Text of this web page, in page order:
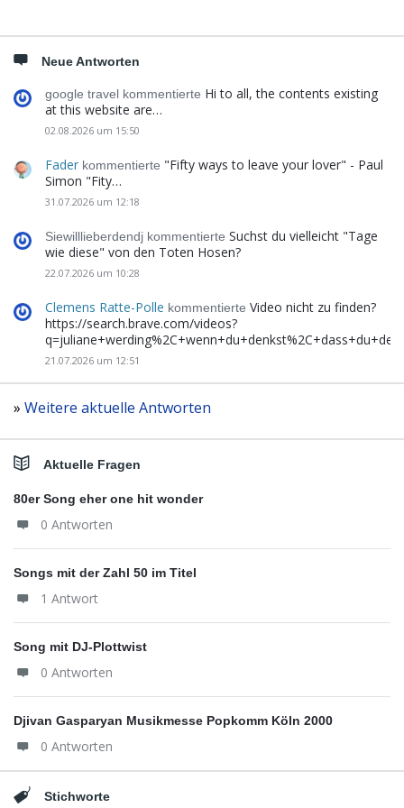
Neue Antworten
google travel kommentierte Hi to all, the contents existing
at this website are…
02.08.2026 um 15:50
Fader kommentierte "Fifty ways to leave your lover" - Paul
Simon "Fity…
31.07.2026 um 12:18
Siewilllieberdendj kommentierte Suchst du vielleicht "Tage
wie diese" von den Toten Hosen?
22.07.2026 um 10:28
Clemens Ratte-Polle kommentierte Video nicht zu finden?
https://search.brave.com/videos?
21.07.2026 um 12:51
» Weitere aktuelle Antworten
Aktuelle Fragen
80er Song eher one hit wonder
0 Antworten
Songs mit der Zahl 50 im Titel
1 Antwort
Song mit DJ-Plottwist
0 Antworten
Djivan Gasparyan Musikmesse Popkomm Köln 2000
0 Antworten
Stichworte